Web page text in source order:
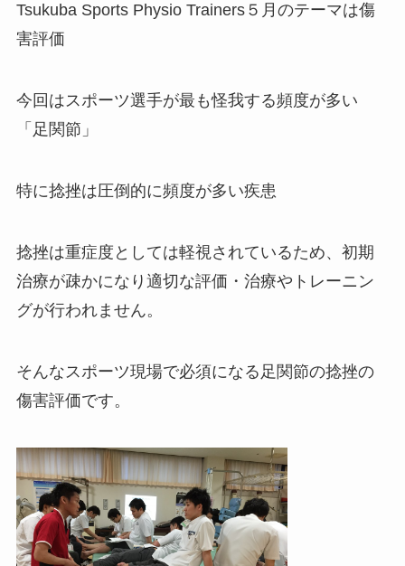
Tsukuba Sports Physio Trainers５月のテーマは傷
害評価
今回はスポーツ選手が最も怪我する頻度が多い
「足関節」
特に捻挫は圧倒的に頻度が多い疾患
捻挫は重症度としては軽視されているため、初期
治療が疎かになり適切な評価・治療やトレーニン
グが行われません。
そんなスポーツ現場で必須になる足関節の捻挫の
傷害評価です。